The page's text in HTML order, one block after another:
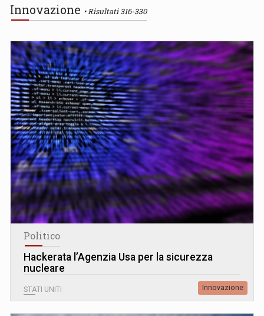
Innovazione Risultati 316-330
Politico
Hackerata l’Agenzia Usa per la sicurezza
nucleare
STATI UNITI Innovazione